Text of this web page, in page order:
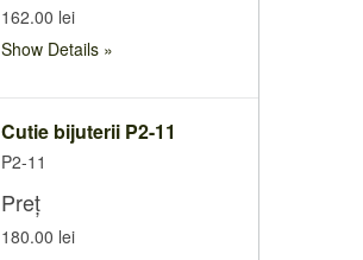
162.00 lei
Show Details
Cutie bijuterii P2-11
P2-11
Preț
180.00 lei